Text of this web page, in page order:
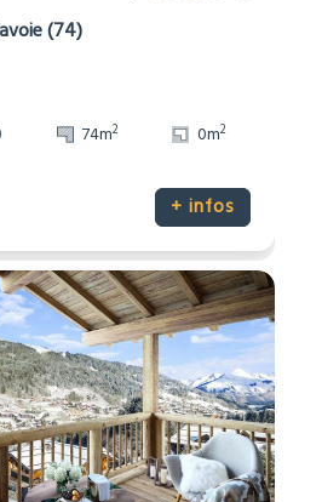
(74)
74m2 0m2
+ infos